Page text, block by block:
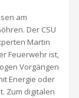
am
Der CSU
Martin
Feuerwehr ist,
Vorgängen
Energie oder
Zum digitalen